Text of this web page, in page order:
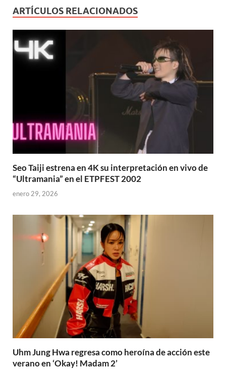
ARTÍCULOS RELACIONADOS
Seo Taiji estrena en 4K su interpretación en vivo de
“Ultramania” en el ETPFEST 2002
enero 29, 2026
Uhm Jung Hwa regresa como heroína de acción este
verano en ‘Okay! Madam 2’